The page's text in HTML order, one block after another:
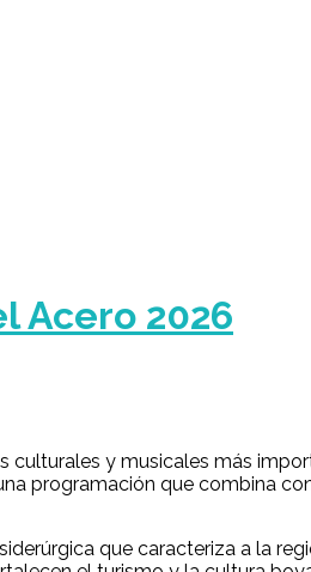
Acero 2026
culturales y musicales más
programación que combina
que caracteriza a la